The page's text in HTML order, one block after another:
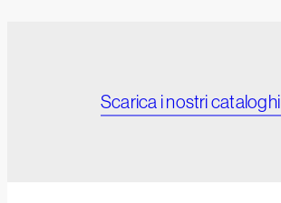
Scarica i nostri cataloghi